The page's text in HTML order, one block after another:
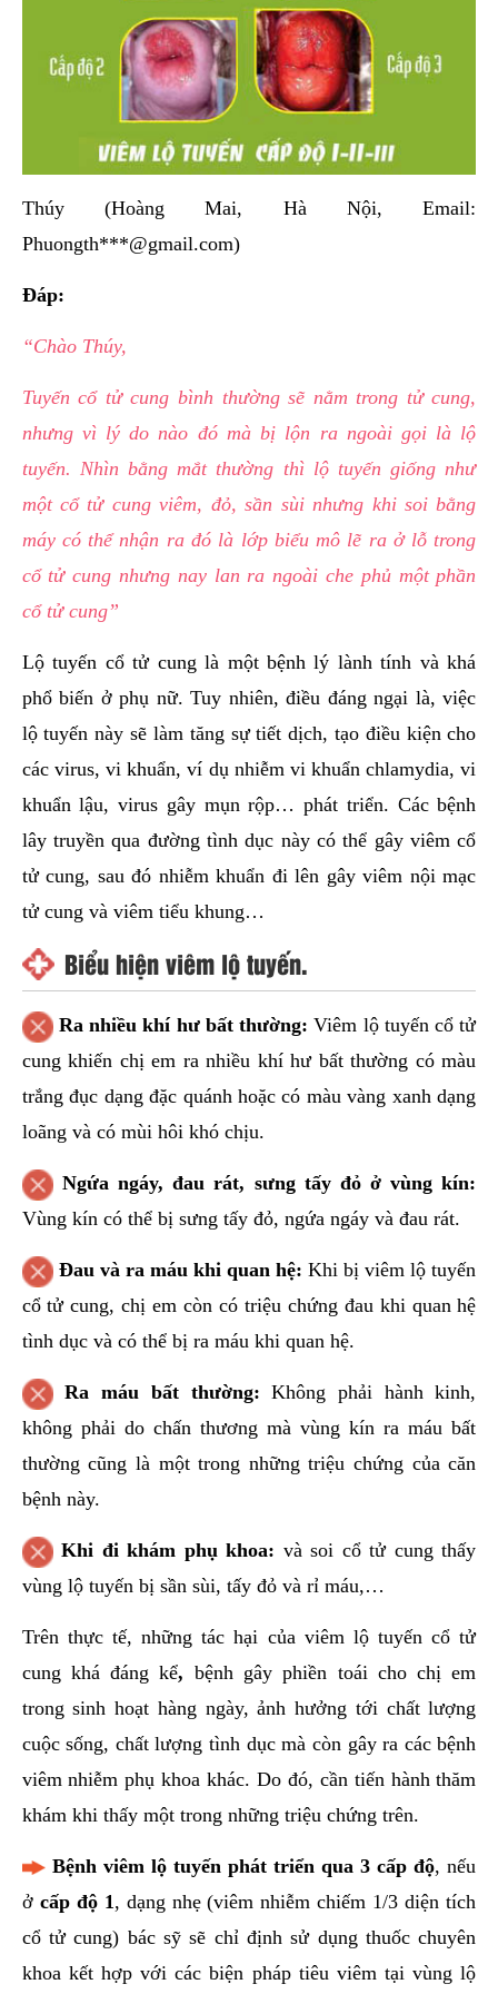
Thúy (Hoàng Mai, Hà Nội, Email:
Phuongth***@gmail.com)
Đáp:
“Chào Thúy,
Tuyến cổ tử cung bình thường sẽ nằm trong tử cung,
nhưng vì lý do nào đó mà bị lộn ra ngoài gọi là lộ
tuyến. Nhìn bằng mắt thường thì lộ tuyến giống như
một cổ tử cung viêm, đỏ, sần sùi nhưng khi soi bằng
máy có thể nhận ra đó là lớp biểu mô lẽ ra ở lỗ trong
cổ tử cung nhưng nay lan ra ngoài che phủ một phần
cổ tử cung”
Lộ tuyến cổ tử cung là một bệnh lý lành tính và khá
phổ biến ở phụ nữ. Tuy nhiên, điều đáng ngại là, việc
lộ tuyến này sẽ làm tăng sự tiết dịch, tạo điều kiện cho
các virus, vi khuẩn, ví dụ nhiễm vi khuẩn chlamydia, vi
khuẩn lậu, virus gây mụn rộp… phát triển. Các bệnh
lây truyền qua đường tình dục này có thể gây viêm cổ
tử cung, sau đó nhiễm khuẩn đi lên gây viêm nội mạc
tử cung và viêm tiểu khung…
Biểu hiện viêm lộ tuyến.
Ra nhiều khí hư bất thường: Viêm lộ tuyến cổ tử
cung khiến chị em ra nhiều khí hư bất thường có màu
trắng đục dạng đặc quánh hoặc có màu vàng xanh dạng
loãng và có mùi hôi khó chịu.
Ngứa ngáy, đau rát, sưng tấy đỏ ở vùng kín:
Vùng kín có thể bị sưng tấy đỏ, ngứa ngáy và đau rát.
Đau và ra máu khi quan hệ: Khi bị viêm lộ tuyến
cổ tử cung, chị em còn có triệu chứng đau khi quan hệ
tình dục và có thể bị ra máu khi quan hệ.
Ra máu bất thường:Không phải hành kinh,
không phải do chấn thương mà vùng kín ra máu bất
thường cũng là một trong những triệu chứng của căn
bệnh này.
Khi đi khám phụ khoa: và soi cổ tử cung thấy
vùng lộ tuyến bị sần sùi, tấy đỏ và rỉ máu,…
Trên thực tế, những tác hại của viêm lộ tuyến cổ tử
cung khá đáng kể, bệnh gây phiền toái cho chị em
trong sinh hoạt hàng ngày, ảnh hưởng tới chất lượng
cuộc sống, chất lượng tình dục mà còn gây ra các bệnh
viêm nhiễm phụ khoa khác. Do đó, cần tiến hành thăm
khám khi thấy một trong những triệu chứng trên.
Bệnh viêm lộ tuyến phát triển qua 3 cấp độ, nếu
ở cấp độ 1 , dạng nhẹ (viêm nhiễm chiếm 1/3 diện tích
cổ tử cung) bác sỹ sẽ chỉ định sử dụng thuốc chuyên
khoa kết hợp với các biện pháp tiêu viêm tại vùng lộ